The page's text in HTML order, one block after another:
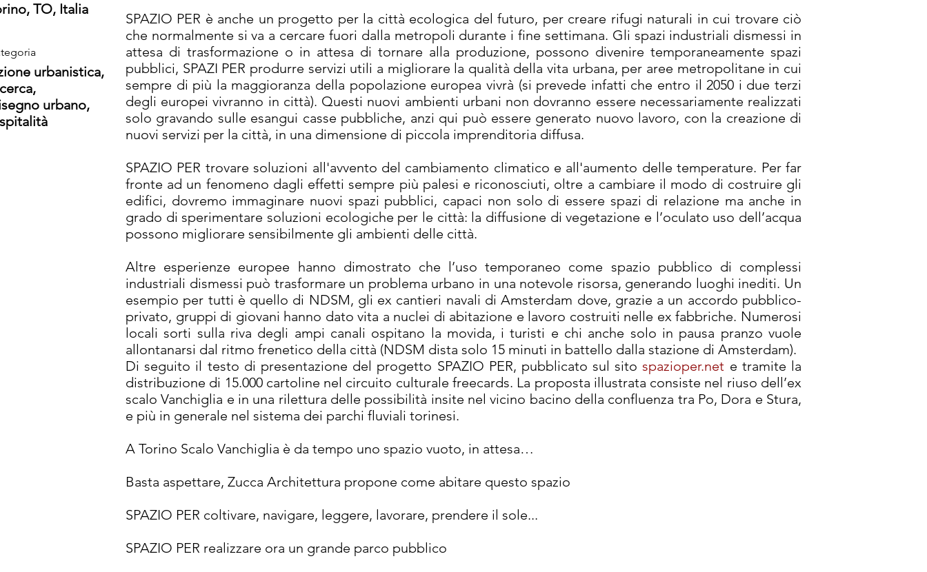
TO, Italia
urbanistica,
,
urbano,
SPAZIO PER è anche un progetto per la città ecologica del futuro, per creare rifugi naturali in cui trovare ciò
che normalmente si va a cercare fuori dalla metropoli durante i fine settimana. Gli spazi industriali dismessi in
attesa di trasformazione o in attesa di tornare alla produzione, possono divenire temporaneamente spazi
pubblici, SPAZI PER produrre servizi utili a migliorare la qualità della vita urbana, per aree metropolitane in cui
sempre di più la maggioranza della popolazione europea vivrà (si prevede infatti che entro il 2050 i due terzi
degli europei vivranno in città). Questi nuovi ambienti urbani non dovranno essere necessariamente realizzati
solo gravando sulle esangui casse pubbliche, anzi qui può essere generato nuovo lavoro, con la creazione di
nuovi servizi per la città, in una dimensione di piccola imprenditoria diffusa.
SPAZIO PER trovare soluzioni all'avvento del cambiamento climatico e all'aumento delle temperature. Per far
fronte ad un fenomeno dagli effetti sempre più palesi e riconosciuti, oltre a cambiare il modo di costruire gli
edifici, dovremo immaginare nuovi spazi pubblici, capaci non solo di essere spazi di relazione ma anche in
grado di sperimentare soluzioni ecologiche per le città: la diffusione di vegetazione e l’oculato uso dell’acqua
possono migliorare sensibilmente gli ambienti delle città.
Altre esperienze europee hanno dimostrato che l’uso temporaneo come spazio pubblico di complessi
industriali dismessi può trasformare un problema urbano in una notevole risorsa, generando luoghi inediti. Un
esempio per tutti è quello di NDSM, gli ex cantieri navali di Amsterdam dove, grazie a un accordo pubblico-
privato, gruppi di giovani hanno dato vita a nuclei di abitazione e lavoro costruiti nelle ex fabbriche. Numerosi
locali sorti sulla riva degli ampi canali ospitano la movida, i turisti e chi anche solo in pausa pranzo vuole
allontanarsi dal ritmo frenetico della città (NDSM dista solo 15 minuti in battello dalla stazione di Amsterdam).
Di seguito il testo di presentazione del progetto SPAZIO PER, pubblicato sul sitospazioper.net e tramite la
distribuzione di 15.000 cartoline nel circuito culturale freecards. La proposta illustrata consiste nel riuso dell’ex
scalo Vanchiglia e in una rilettura delle possibilità insite nel vicino bacino della confluenza tra Po, Dora e Stura,
e più in generale nel sistema dei parchi fluviali torinesi.
A Torino Scalo Vanchiglia è da tempo uno spazio vuoto, in attesa…
Basta aspettare, Zucca Architettura propone come abitare questo spazio
SPAZIO PER coltivare, navigare, leggere, lavorare, prendere il sole...
SPAZIO PER realizzare ora un grande parco pubblico